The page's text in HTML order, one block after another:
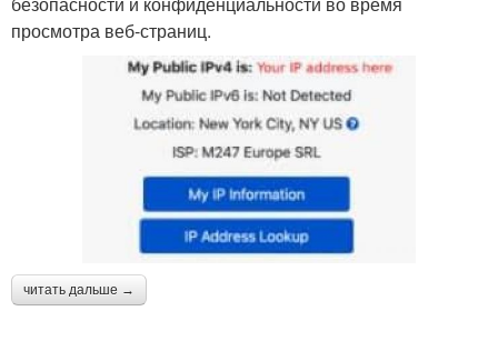
просмотра веб-страниц.
читать дальше →